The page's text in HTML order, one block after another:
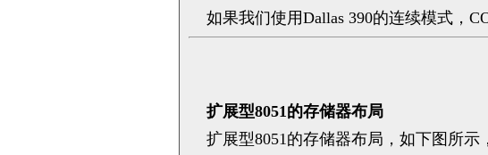
如果我们使用Dallas 390的连续模式，
扩展型8051的存储器布局
扩展型8051的存储器布局，如下图所示